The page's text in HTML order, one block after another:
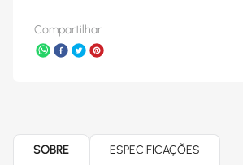
Compartilhar
SOBRE ESPECIFICAÇÕES